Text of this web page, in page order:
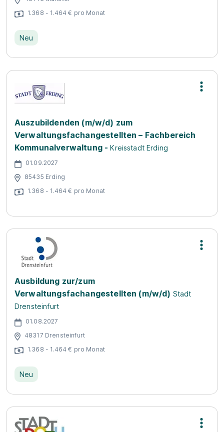
1.368 - 1.464 € pro Monat
Neu
Auszubildenden (m/w/d) zum
Verwaltungsfachangestellten – Fachbereich
Kommunalverwaltung - Kreisstadt Erding
01.09.2027
85435 Erding
1.368 - 1.464 € pro Monat
Ausbildung zur/zum
Verwaltungsfachangestellten (m/w/d) Stadt
Drensteinfurt
01.08.2027
48317 Drensteinfurt
1.368 - 1.464 € pro Monat
Neu